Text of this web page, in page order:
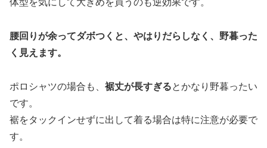
体型を気にして大きめを買うのも逆効果です。
腰回りが余ってダボつくと、やはりだらしなく、野暮った
く見えます。
ポロシャツの場合も、 裾丈が長すぎるとかなり野暮ったい
です。
裾をタックインせずに出して着る場合は特に注意が必要で
す。